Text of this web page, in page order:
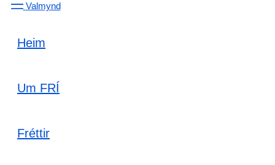
Valmynd
Heim
Um FRÍ
Fréttir